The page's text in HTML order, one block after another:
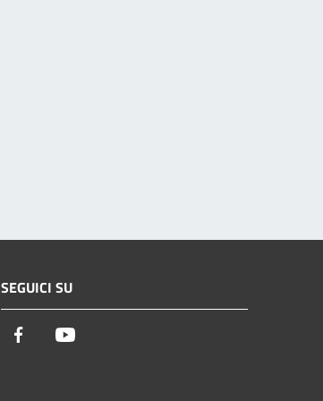
SEGUICI SU
Facebook